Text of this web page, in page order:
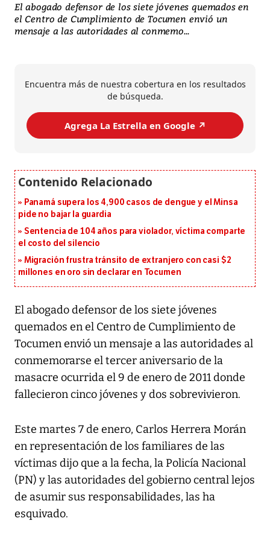
El abogado defensor de los siete jóvenes quemados en
el Centro de Cumplimiento de Tocumen envió un
mensaje a las autoridades al conmemo...
Encuentra más de nuestra cobertura en los resultados
de búsqueda.
Agrega La Estrella en Google ↗️
Panamá supera los 4,900 casos de dengue y el Minsa
pide no bajar la guardia
Sentencia de 104 años para violador, víctima comparte
el costo del silencio
Migración frustra tránsito de extranjero con casi $2
millones en oro sin declarar en Tocumen
El abogado defensor de los siete jóvenes
quemados en el Centro de Cumplimiento de
Tocumen envió un mensaje a las autoridades al
conmemorarse el tercer aniversario de la
masacre ocurrida el 9 de enero de 2011 donde
fallecieron cinco jóvenes y dos sobrevivieron.
Este martes 7 de enero, Carlos Herrera Morán
en representación de los familiares de las
víctimas dijo que a la fecha, la Policía Nacional
(PN) y las autoridades del gobierno central lejos
de asumir sus responsabilidades, las ha
esquivado.